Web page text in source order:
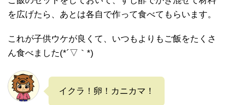
を広げたら、あとは各自で作って食べてもらいます。
これが子供ウケが良くて、いつもよりもご飯をたくさ
ん食べました(*´▽｀*)
イクラ！卵！カニカマ！